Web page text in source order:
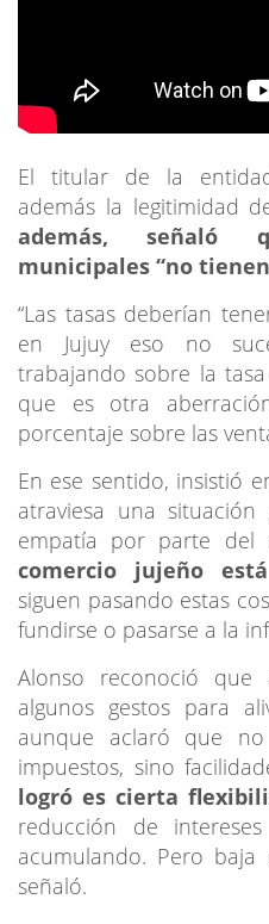
El titular de la
además la legitimidad
además, señaló
municipales “no
“Las tasas deberían
en Jujuy eso no
trabajando sobre la
que es otra
porcentaje sobre las
En ese sentido, insistió
atraviesa una
empatía por parte del
comercio jujeño
siguen pasando estas
fundirse o pasarse a la
Alonso reconoció
algunos gestos para
aunque aclaró que
impuestos, sino
logró es cierta
reducción de
acumulando. Pero
señaló.